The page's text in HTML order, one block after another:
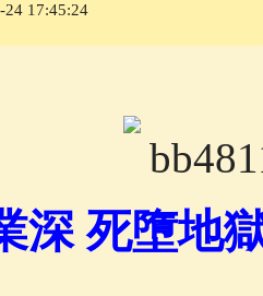
釋迦牟尼佛傳
佛說療痔(腫瘤)
17:45:24
深 死墮地